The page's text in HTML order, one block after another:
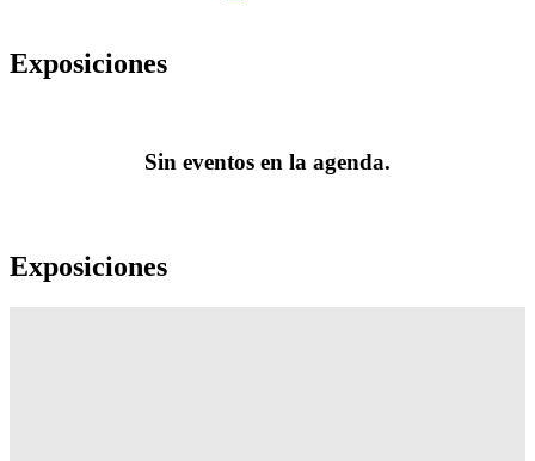
Exposiciones
Sin eventos en la agenda.
Exposiciones